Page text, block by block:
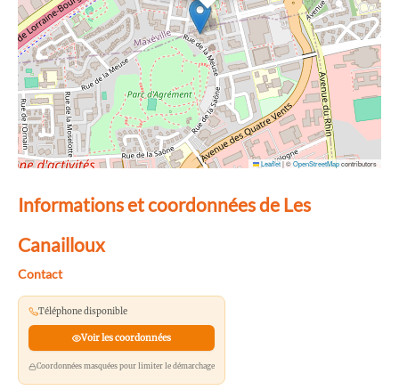
Leaflet|©OpenStreetMapcontributors
Informations et coordonnées de Les
Canailloux
Contact
Téléphone disponible
Voir les coordonnées
Coordonnées masquées pour limiter le démarchage